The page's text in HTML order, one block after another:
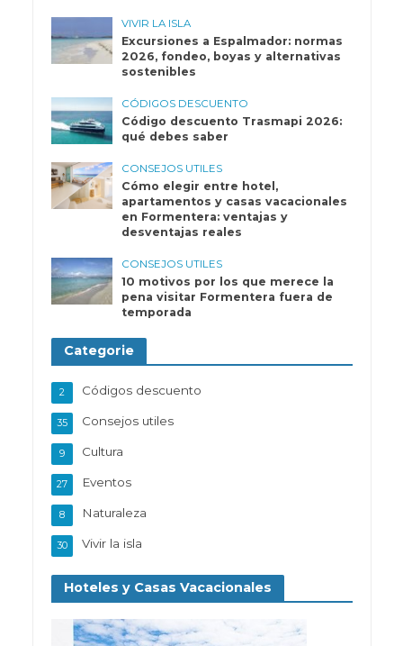
VIVIR LA ISLA
Excursiones a Espalmador: normas
2026, fondeo, boyas y alternativas
sostenibles
CÓDIGOS DESCUENTO
Código descuento Trasmapi 2026:
qué debes saber
CONSEJOS UTILES
Cómo elegir entre hotel,
apartamentos y casas vacacionales
en Formentera: ventajas y
desventajas reales
CONSEJOS UTILES
10 motivos por los que merece la
pena visitar Formentera fuera de
temporada
Categorie
Códigos descuento
2
Consejos utiles
35
Cultura
9
Eventos
27
Naturaleza
8
Vivir la isla
30
Hoteles y Casas Vacacionales